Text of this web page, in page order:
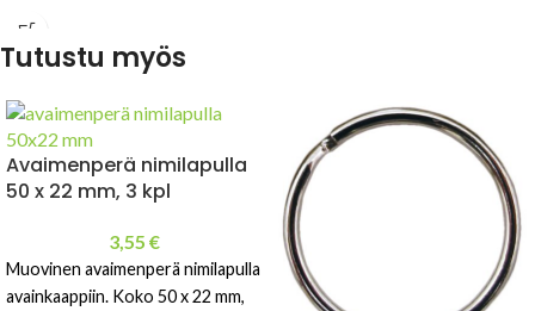
Tutustu myös
Avaimenperä nimilapulla
50 x 22 mm, 3 kpl
3,55 €
Muovinen avaimenperä nimilapulla
avainkaappiin. Koko 50 x 22 mm,